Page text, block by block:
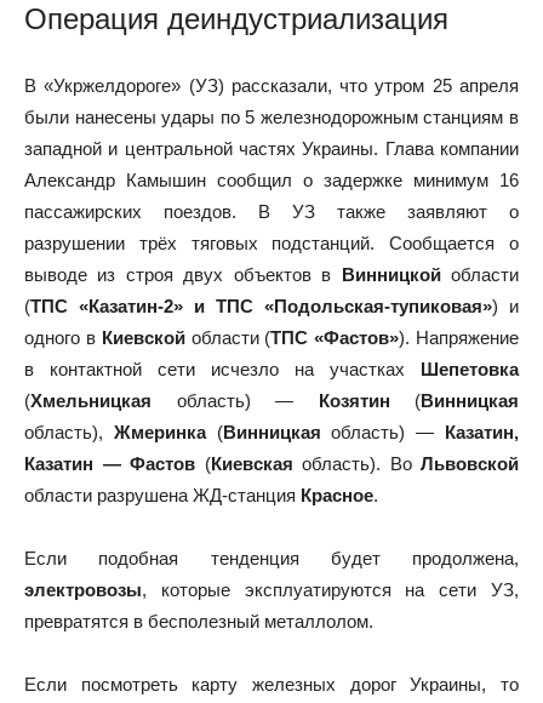
Операция деиндустриализация
В «Укржелдороге» (УЗ) рассказали, что утром 25 апреля
были нанесены удары по 5 железнодорожным станциям в
западной и центральной частях Украины. Глава компании
Александр Камышин сообщил о задержке минимум 16
пассажирских поездов. В УЗ также заявляют о
разрушении трёх тяговых подстанций. Сообщается о
выводе из строя двух объектов в Винницкойобласти
(ТПС «Казатин-2» и ТПС «Подольская-тупиковая») и
одного в Киевскойобласти (ТПС «Фастов»). Напряжение
в контактной сети исчезло на участках Шепетовка
(Хмельницкая область) — Козятин (Винницкая
область), Жмеринка(Винницкая область) — Казатин,
Казатин — Фастов (Киевская область). Во Львовской
области разрушена ЖД-станция Красное.
Если подобная тенденция будет продолжена,
электровозы, которые эксплуатируются на сети УЗ,
превратятся в бесполезный металлолом.
Если посмотреть карту железных дорог Украины, то